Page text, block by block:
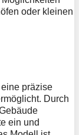
oder kleinen
präzise
Durch
ein und